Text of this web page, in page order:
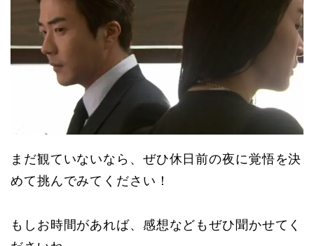
まだ観ていないなら、ぜひ休日前の夜に覚悟を決
めて挑んでみてください！
もしお時間があれば、感想などもぜひ聞かせてく